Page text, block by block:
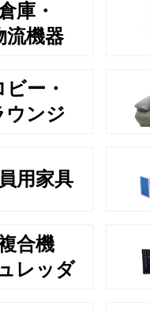
庫・
流機器
ビー・
ウンジ
用家具
合機
レッダ